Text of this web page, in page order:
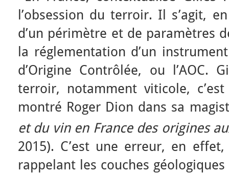
l’obsession du terroir. Il s’agit,
d’un périmètre et de paramètres
la réglementation d’un
d’Origine Contrôlée, ou l’AOC.
terroir, notamment viticole,
montré Roger Dion dans sa
et du vin en France des origines
2015). C’est une erreur, en
rappelant les couches